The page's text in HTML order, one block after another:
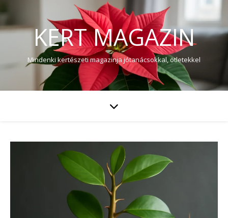
KERT MAGAZIN
Mindenki kertészeti magazinja jótanácsokkal, ötletekkel